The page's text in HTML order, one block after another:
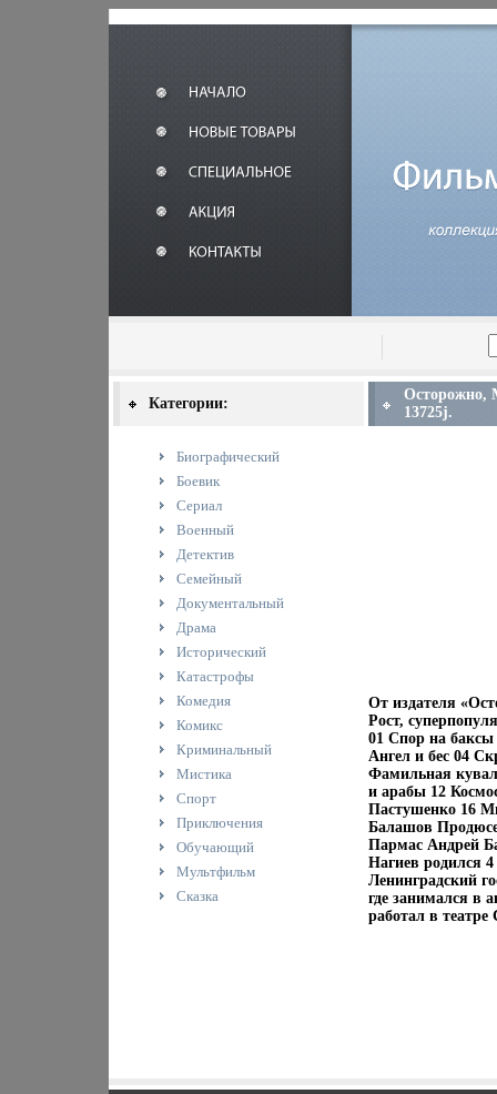
Категории:
Биографический
Боевик
Сериал
Военный
Детектив
Семейный
Документальный
Драма
Исторический
Катастрофы
Комедия
Комикс
Криминальный
Мистика
Спорт
Приключения
Обучающий
Мультфильм
Сказка
Осторожно,
13725j.
От издателя
Рост,
01 Спор на баксы
Ангел и бес 04
Фамильная
и арабы 12
Пастушенко 16
Балашов
Пармас Андрей
Нагиев родился 4
Ленинградский
где занимался в
работал в театре